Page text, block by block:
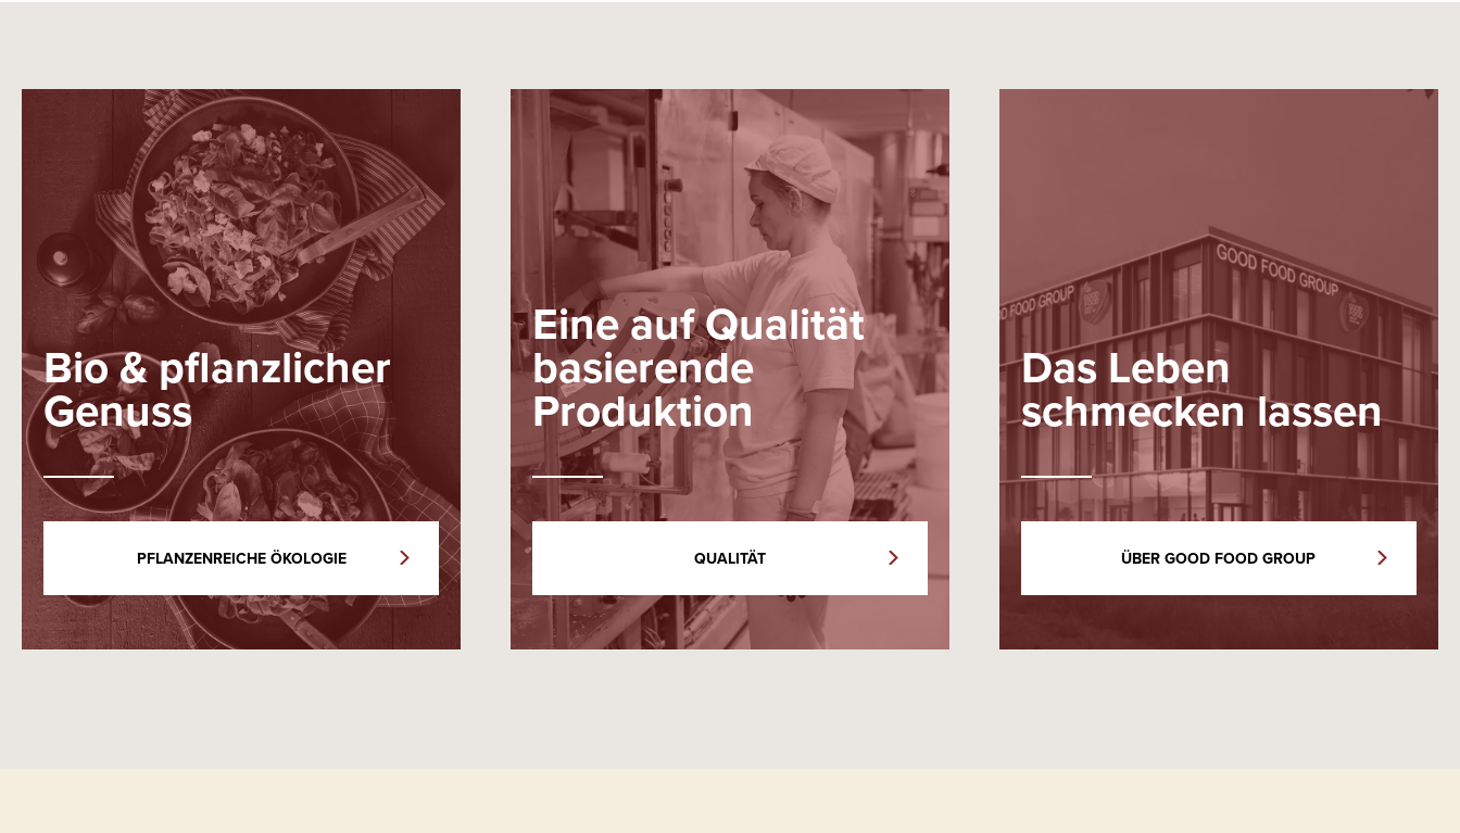
Bio & pflanzlicher
Genuss
PFLANZENREICHE ÖKOLOGIE
Eine auf Qualität
basierende
Produktion
QUALITÄT
Das Leben
schmecken lassen
ÜBER GOOD FOOD GROUP